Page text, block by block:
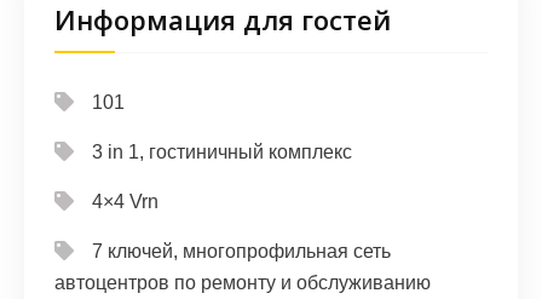
Информация для гостей
101
3 in 1, гостиничный комплекс
4×4 Vrn
7 ключей, многопрофильная сеть
автоцентров по ремонту и обслуживанию